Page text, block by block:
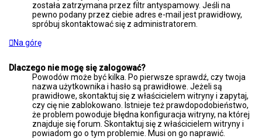
została zatrzymana przez filtr antyspamowy. Jeśli na
pewno podany przez ciebie adres e-mail jest prawidłowy,
spróbuj skontaktować się z administratorem.
Na górę
Dlaczego nie mogę się zalogować?
Powodów może być kilka. Po pierwsze sprawdź, czy twoja
nazwa użytkownika i hasło są prawidłowe. Jeżeli są
prawidłowe, skontaktuj się z właścicielem witryny i zapytaj,
czy cię nie zablokowano. Istnieje też prawdopodobieństwo,
że problem powoduje błędna konfiguracja witryny, na której
znajduje się forum. Skontaktuj się z właścicielem witryny i
powiadom go o tym problemie. Musi on go naprawić.